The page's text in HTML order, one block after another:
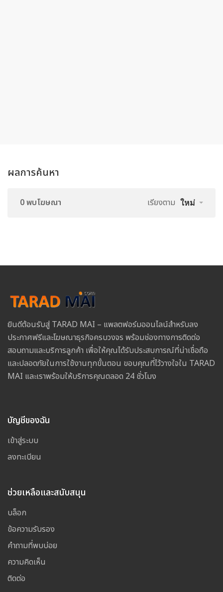
ผลการค้นหา
0 พบโฆษณา เรียงตาม ใหม่
ยินดีต้อนรับสู่ TARAD MAI – แพลตฟอร์มออนไลน์สำหรับลง
ประกาศฟรีและโฆษณาธุรกิจครบวงจร พร้อมช่องทางการติดต่อ
สอบถามและบริการลูกค้า เพื่อให้คุณได้รับประสบการณ์ที่น่าเชื่อถือ
และปลอดภัยในการใช้งานทุกขั้นตอน ขอบคุณที่ไว้วางใจใน TARAD
MAI และเราพร้อมให้บริการคุณตลอด 24 ชั่วโมง
บัญชีของฉัน
เข้าสู่ระบบ
ลงทะเบียน
ช่วยเหลือและสนับสนุน
บล็อก
ข้อความรับรอง
คำถามที่พบบ่อย
ความคิดเห็น
ติดต่อ